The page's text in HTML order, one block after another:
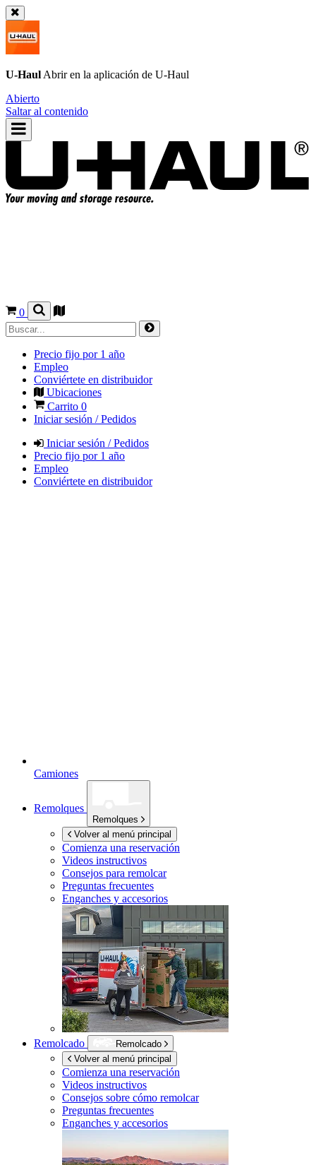
U-Haul Abrir en la aplicación de U-Haul
Abierto
Saltar al contenido
0
Precio fijo por 1 año
Empleo
Conviértete en distribuidor
Ubicaciones
Carrito 0
Iniciar sesión / Pedidos
Iniciar sesión / Pedidos
Precio fijo por 1 año
Empleo
Conviértete en distribuidor
Camiones
Remolques
Remolques
Volver al menú principal
Comienza una reservación
Videos instructivos
Consejos para remolcar
Preguntas frecuentes
Enganches y accesorios
Remolcado
Remolcado
Volver al menú principal
Comienza una reservación
Videos instructivos
Consejos sobre cómo remolcar
Preguntas frecuentes
Enganches y accesorios